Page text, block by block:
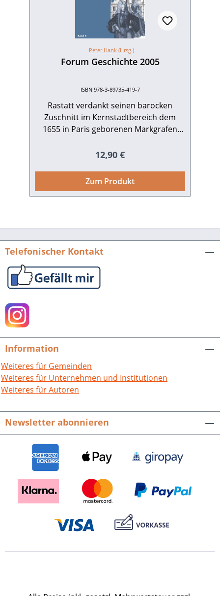
Peter Hank (Hrsg.)
Forum Geschichte 2005
ISBN 978-3-89735-419-7
Rastatt verdankt seinen barocken
Zuschnitt im Kernstadtbereich dem
1655 in Paris geborenen Markgrafen
Residenz von Baden-Baden nach Rastatt
Herbst 1705 das neu errichtete
Doppeljubiläums, das den 350.
Stadt Rastatt Anfang April 2005 ein
aus einer Vortragsreihe zu Leben und
Wirken des Markgrafen bestand. In dem
"Türkenlouis" ebenso beleuchtet wie
seine militärischen Unternehmungen
gegen Ludwig XIV. oder seine
Beziehungen zum kaiserlichen Hof in
Rastatts durch den Markgrafen wird
thematisiert, bevor sich der Kreis mit
einem Beitrag zu den
Trauerfeierlichkeiten anlässlich seines
Todes 1707 schließt. Aus dem Inhalt:
Ergebnisbericht zum Forum Geschichte
2005 (anstelle einer Einleitung) /
Fürstenerziehung – Absoluti­stischer
Markgrafen Ludwig Wilhelm /
Umstrittener Oberrhein – Markgraf
XIV. / Wiener Hof – Das ambivalente
Regulärer Preis:
12,90 €
Zum Produkt
Telefonischer Kontakt
Information
Weiteres für Gemeinden
Weiteres für Unternehmen und Institutionen
Weiteres für Autoren
Newsletter abonnieren